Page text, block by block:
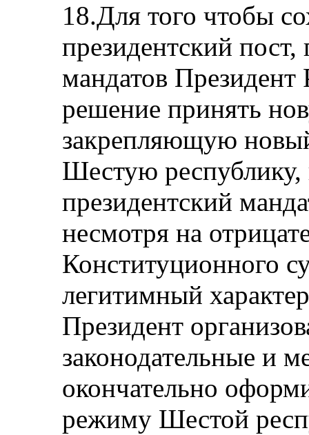
18.Для того чтобы
президентский
мандатов Президент
решение принять
закрепляющую
Шестую
президентский
несмотря на
Конституционного
легитимный
Президент
законодательные и
окончательно
режиму Шестой